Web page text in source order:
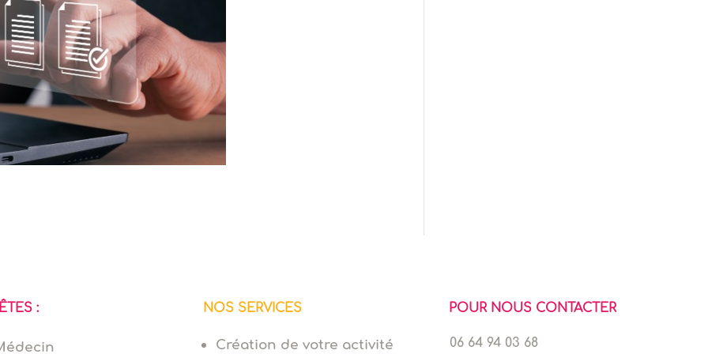
: NOS SERVICES
Création de votre activité
POUR NOUS CONTACTER
06 64 94 03 68